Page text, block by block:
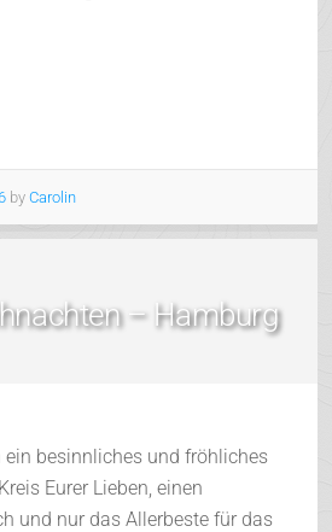
by Carolin
– Hamburg
ein besinnliches und fröhliches
Eurer Lieben, einen
und nur das Allerbeste für das